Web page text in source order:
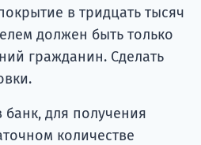
в тридцать тысяч
должен быть только
гражданин. Сделать
банк, для получения
количестве